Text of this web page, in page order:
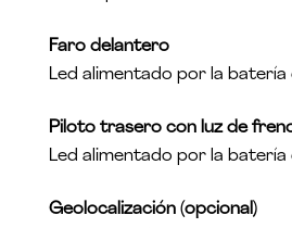
Faro delantero
Led alimentado por la batería
Piloto trasero con luz de
Led alimentado por la batería
Geolocalización (opcional)